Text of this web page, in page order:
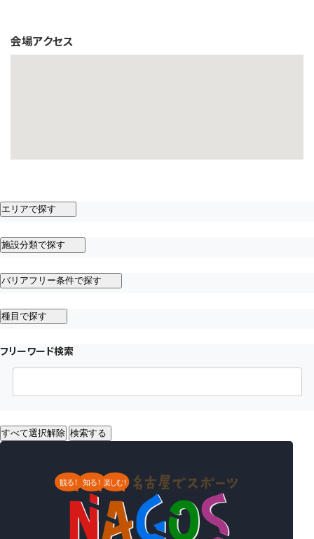
会場アクセス
エリアで探す
施設分類で探す
バリアフリー条件で探す
種目で探す
フリーワード検索
すべて選択解除 検索する